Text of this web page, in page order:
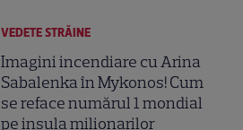
VEDETE STRĂINE
Imagini incendiare cu Arina
Sabalenka în Mykonos! Cum
se reface numărul 1 mondial
pe insula milionarilor